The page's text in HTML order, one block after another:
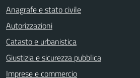
Anagrafe e stato civile
Autorizzazioni
Catasto e urbanistica
Giustizia e sicurezza pubblica
Imprese e commercio